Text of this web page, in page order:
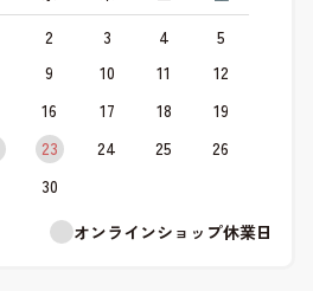
2 3 4
5
9 10 11
12
16 17 18
19
23 24 25
26
30
オンラインショップ休業日